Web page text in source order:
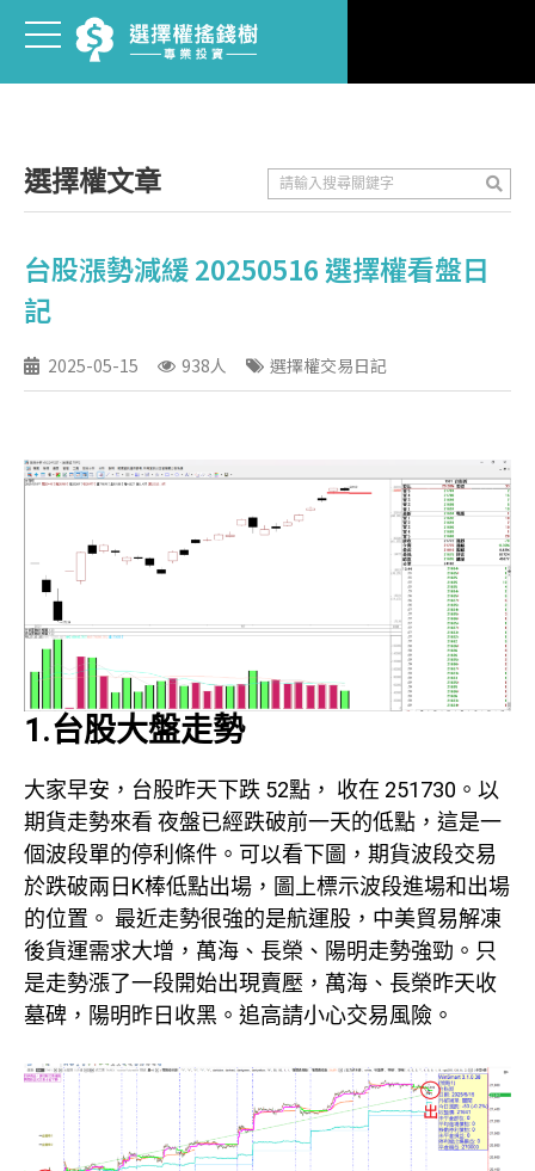
選擇權文章
台股漲勢減緩 20250516 選擇權看盤日
記
2025-05-15 938人 選擇權交易日記
1.台股大盤走勢
大家早安，台股昨天下跌 52點， 收在 251730。以
期貨走勢來看 夜盤已經跌破前一天的低點，這是一
個波段單的停利條件。可以看下圖，期貨波段交易
於跌破兩日K棒低點出場，圖上標示波段進場和出場
的位置。 最近走勢很強的是航運股，中美貿易解凍
後貨運需求大增，萬海、長榮、陽明走勢強勁。只
是走勢漲了一段開始出現賣壓，萬海、長榮昨天收
墓碑，陽明昨日收黑。追高請小心交易風險。